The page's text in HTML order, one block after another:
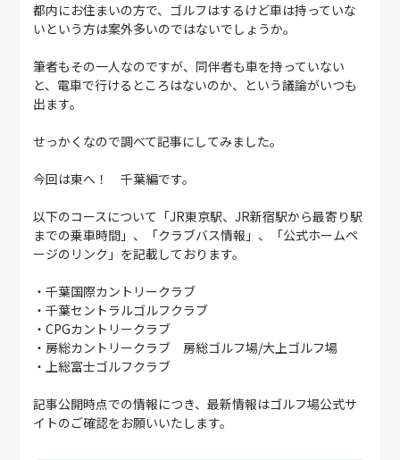
都内にお住まいの方で、ゴルフはするけど車は持っていな
いという方は案外多いのではないでしょうか。
筆者もその一人なのですが、同伴者も車を持っていない
と、電車で行けるところはないのか、という議論がいつも
出ます。
せっかくなので調べて記事にしてみました。
今回は東へ！ 千葉編です。
以下のコースについて「JR東京駅、JR新宿駅から最寄り駅
までの乗車時間」、「クラブバス情報」、「公式ホームペ
ージのリンク」を記載しております。
・千葉国際カントリークラブ
・千葉セントラルゴルフクラブ
・CPGカントリークラブ
・房総カントリークラブ 房総ゴルフ場/大上ゴルフ場
・上総富士ゴルフクラブ
記事公開時点での情報につき、最新情報はゴルフ場公式サ
イトのご確認をお願いいたします。